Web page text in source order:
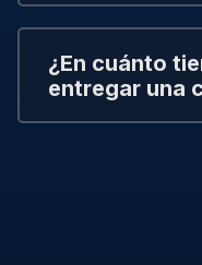
¿En cuánto
entregar una